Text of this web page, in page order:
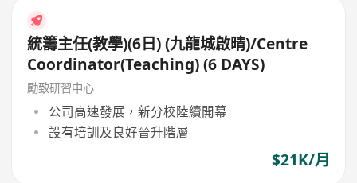
統籌主任(教學)(6日) (九龍城啟晴)/Centre
Coordinator(Teaching) (6 DAYS)
勵致研習中心
公司高速發展，新分校陸續開幕
設有培訓及良好晉升階層
$21K/月